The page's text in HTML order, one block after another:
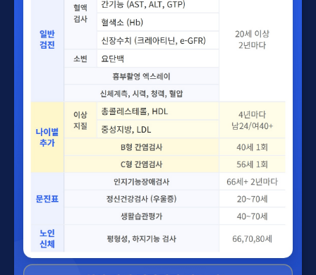
감기, 독감, 장염, 설사, 심한
피로, 숙취는
효과 빠른 링거주사 치료 !
위치 바로보기